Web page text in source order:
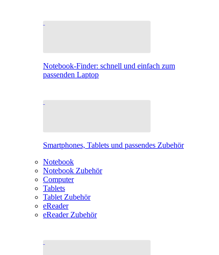
Notebook-Finder: schnell und einfach zum
passenden Laptop
Smartphones, Tablets und passendes Zubehör
Notebook
Notebook Zubehör
Computer
Tablets
Tablet Zubehör
eReader
eReader Zubehör